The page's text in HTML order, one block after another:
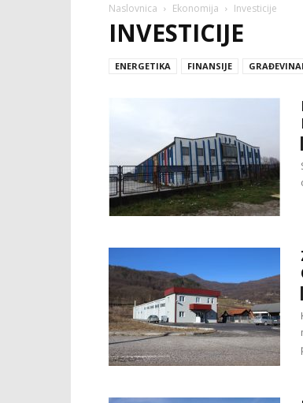
Naslovnica Ekonomija Investicije
INVESTICIJE
ENERGETIKA FINANSIJE